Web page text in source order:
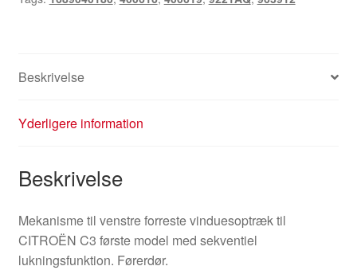
Beskrivelse
Yderligere information
Beskrivelse
Mekanisme til venstre forreste vinduesoptræk til
CITROËN C3 første model med sekventiel
lukningsfunktion. Førerdør.